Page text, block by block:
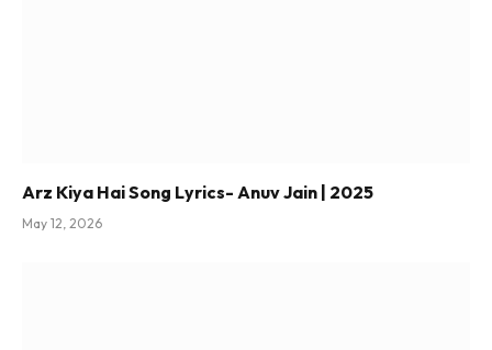
Arz Kiya Hai Song Lyrics- Anuv Jain | 2025
May 12, 2026